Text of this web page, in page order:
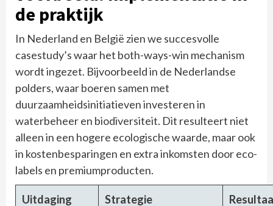
de praktijk
In Nederland en België zien we succesvolle
casestudy’s waar het both-ways-win mechanism
wordt ingezet. Bijvoorbeeld in de Nederlandse
polders, waar boeren samen met
duurzaamheidsinitiatieven investeren in
waterbeheer en biodiversiteit. Dit resulteert niet
alleen in een hogere ecologische waarde, maar ook
in kostenbesparingen en extra inkomsten door eco-
labels en premiumproducten.
Uitdaging Strategie